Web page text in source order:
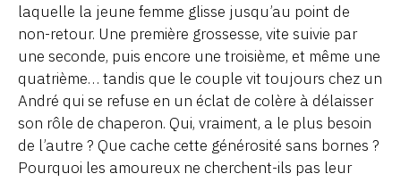
laquelle la jeune femme glisse jusqu’au point de
non-retour. Une première grossesse, vite suivie par
une seconde, puis encore une troisième, et même une
quatrième… tandis que le couple vit toujours chez un
André qui se refuse en un éclat de colère à délaisser
son rôle de chaperon. Qui, vraiment, a le plus besoin
de l’autre ? Que cache cette générosité sans bornes ?
Pourquoi les amoureux ne cherchent-ils pas leur